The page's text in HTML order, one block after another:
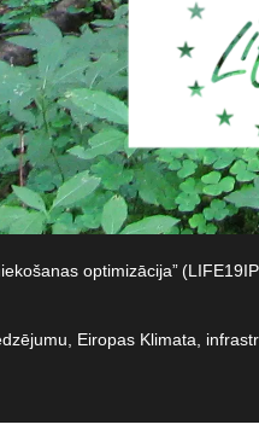
optimizācija”
Eiropas Klimata,